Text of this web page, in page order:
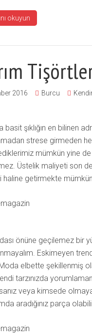
okuyun
2016 Burcu
basit şıklığın en bilinen
strese girmeden
mümkün yine
Üstelik maliyeti son
haline getirmekte
önüne geçilemez bir
Eskimeyen
elbette şekillenmiş
tarzınızda
veya kimsede
aradığınız parça